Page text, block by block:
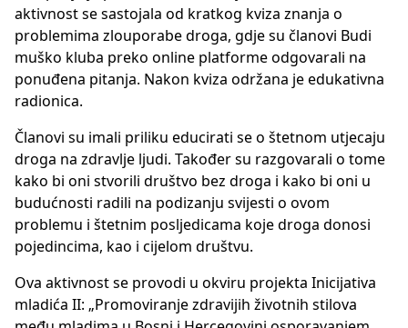
aktivnost se sastojala od kratkog kviza znanja o
problemima zlouporabe droga, gdje su članovi Budi
muško kluba preko online platforme odgovarali na
ponuđena pitanja. Nakon kviza održana je edukativna
radionica.
Članovi su imali priliku educirati se o štetnom utjecaju
droga na zdravlje ljudi. Također su razgovarali o tome
kako bi oni stvorili društvo bez droga i kako bi oni u
budućnosti radili na podizanju svijesti o ovom
problemu i štetnim posljedicama koje droga donosi
pojedincima, kao i cijelom društvu.
Ova aktivnost se provodi u okviru projekta Inicijativa
mladića II: „Promoviranje zdravijih životnih stilova